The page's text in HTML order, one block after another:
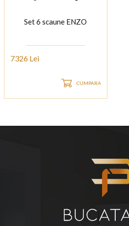
Set 6 scaune ENZO
7326 Lei
CUMPARA